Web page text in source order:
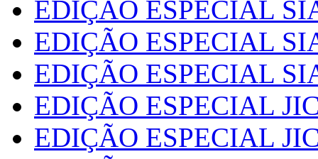
EDIÇÃO ESPECIAL
EDIÇÃO ESPECIAL
EDIÇÃO ESPECIAL
EDIÇÃO ESPECIAL
EDIÇÃO ESPECIAL